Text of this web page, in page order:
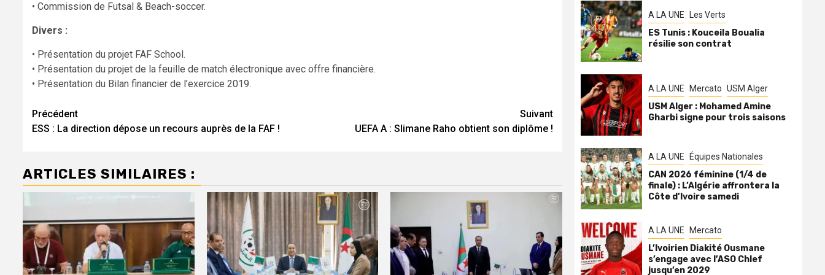
• Commission de Futsal & Beach-soccer.
Divers :
• Présentation du projet FAF School.
• Présentation du projet de la feuille de match électronique avec offre financière.
• Présentation du Bilan financier de l’exercice 2019.
Navigation
d’article
Précédent
ESS : La direction dépose un recours auprès de la FAF !
Suivant
UEFA A : Slimane Raho obtient son diplôme !
ARTICLES SIMILAIRES :
A LA UNE Les Verts
ES Tunis : Kouceila Boualia
résilie son contrat
A LA UNE Mercato USM Alger
USM Alger : Mohamed Amine
Gharbi signe pour trois saisons
A LA UNE Équipes Nationales
CAN 2026 féminine (1/4 de
finale) : L’Algérie affrontera la
Côte d’Ivoire samedi
A LA UNE Mercato
L’Ivoirien Diakité Ousmane
s’engage avec l’ASO Chlef
jusqu’en 2029